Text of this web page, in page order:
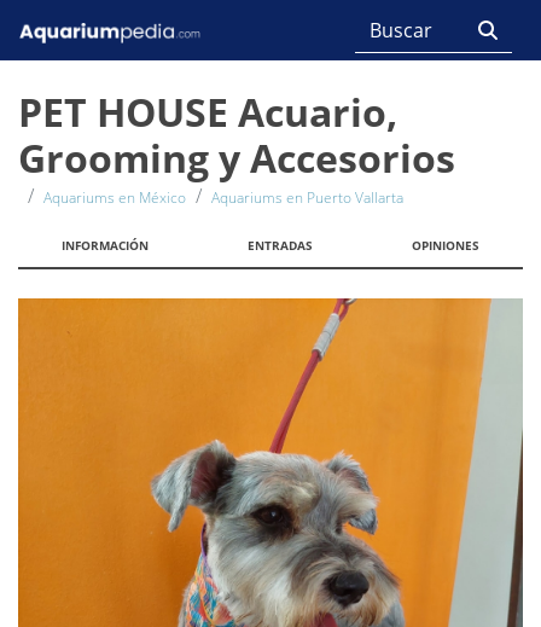
PET HOUSE Acuario,
Grooming y Accesorios
Aquariums en México Aquariums en Puerto Vallarta
INFORMACIÓN ENTRADAS OPINIONES